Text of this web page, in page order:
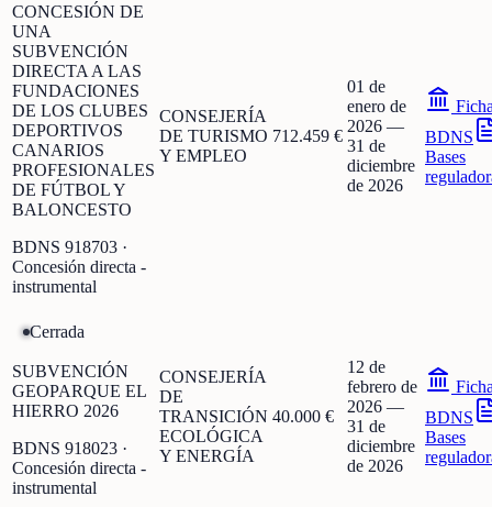
CONCESIÓN DE
UNA
SUBVENCIÓN
DIRECTA A LAS
FUNDACIONES
DE LOS CLUBES
DEPORTIVOS
CANARIOS
PROFESIONALES
DE FÚTBOL Y
BALONCESTO
BDNS 918703 ·
Concesión directa -
instrumental
CONSEJERÍA
DE TURISMO
Y EMPLEO
712.459 €
01 de
enero de
2026 —
31 de
diciembre
de 2026
BDNS
Bases
Cerrada
SUBVENCIÓN
GEOPARQUE EL
HIERRO 2026
BDNS 918023 ·
Concesión directa -
instrumental
CONSEJERÍA
DE
TRANSICIÓN
ECOLÓGICA
Y ENERGÍA
40.000 €
12 de
febrero de
2026 —
31 de
diciembre
de 2026
BDNS
Bases